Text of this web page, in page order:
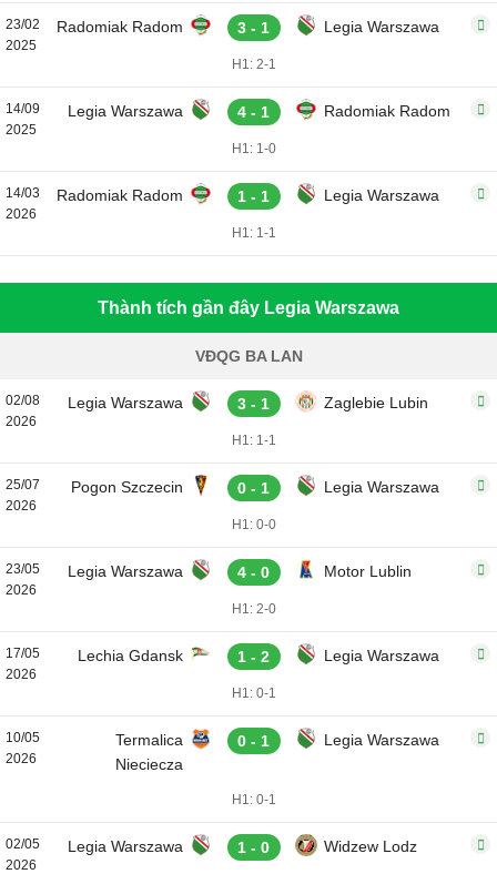
23/02
2025
Radomiak Radom 3 - 1 Legia Warszawa
H1: 2-1
14/09
2025
Legia Warszawa 4 - 1 Radomiak Radom
H1: 1-0
14/03
2026
Radomiak Radom 1 - 1 Legia Warszawa
H1: 1-1
Thành tích gần đây Legia Warszawa
VĐQG BA LAN
02/08
2026
Legia Warszawa 3 - 1 Zaglebie Lubin
H1: 1-1
25/07
2026
Pogon Szczecin 0 - 1 Legia Warszawa
H1: 0-0
23/05
2026
Legia Warszawa 4 - 0 Motor Lublin
H1: 2-0
17/05
2026
Lechia Gdansk 1 - 2 Legia Warszawa
H1: 0-1
10/05
2026
Termalica
Nieciecza
0 - 1 Legia Warszawa
H1: 0-1
02/05
2026
Legia Warszawa 1 - 0 Widzew Lodz